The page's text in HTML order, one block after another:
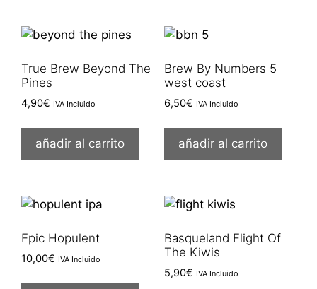
True Brew Beyond The
Pines
4,90€ IVA Incluido
añadir al carrito
Brew By Numbers 5
west coast
6,50€ IVA Incluido
añadir al carrito
Epic Hopulent
10,00€ IVA Incluido
Basqueland Flight Of
The Kiwis
5,90€ IVA Incluido